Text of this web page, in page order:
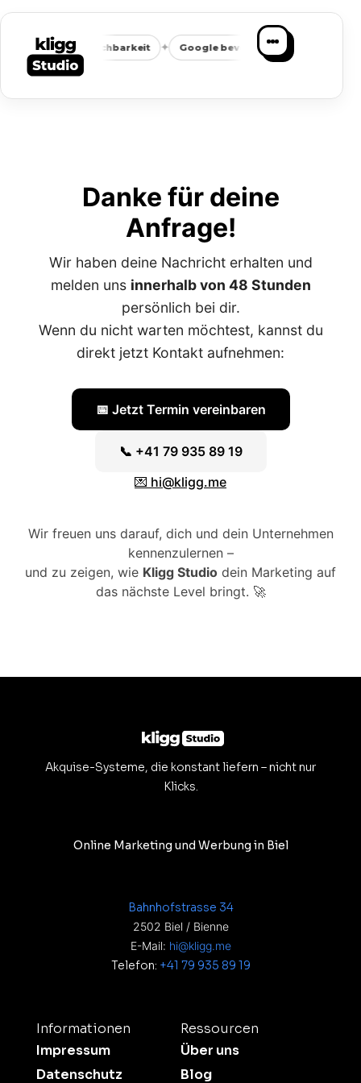
Weniger Vergleichbarkeit ✦ Google bevorzugt Fokus
Danke für deine
Anfrage!
Wir haben deine Nachricht erhalten und
melden uns innerhalb von 48 Stunden
persönlich bei dir.
Wenn du nicht warten möchtest, kannst du
direkt jetzt Kontakt aufnehmen:
📅 Jetzt Termin vereinbaren
📞 +41 79 935 89 19
💌 hi@kligg.me
Wir freuen uns darauf, dich und dein Unternehmen
kennenzulernen –
und zu zeigen, wie Kligg Studio dein Marketing auf
das nächste Level bringt. 🚀
Akquise-Systeme, die konstant liefern – nicht nur
Klicks.
Online Marketing und Werbung in Biel
Bahnhofstrasse 34
2502 Biel / Bienne
E-Mail: hi@kligg.me
Telefon: +41 79 935 89 19
Informationen
Impressum
Datenschutz
Ressourcen
Über uns
Blog